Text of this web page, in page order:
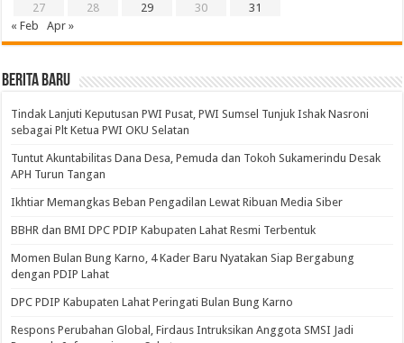
27
28 29 30
31
« Feb
Apr »
BERITA BARU
Tindak Lanjuti Keputusan PWI Pusat, PWI Sumsel Tunjuk Ishak Nasroni
sebagai Plt Ketua PWI OKU Selatan
Tuntut Akuntabilitas Dana Desa, Pemuda dan Tokoh Sukamerindu Desak
APH Turun Tangan
Ikhtiar Memangkas Beban Pengadilan Lewat Ribuan Media Siber
BBHR dan BMI DPC PDIP Kabupaten Lahat Resmi Terbentuk
Momen Bulan Bung Karno, 4 Kader Baru Nyatakan Siap Bergabung
dengan PDIP Lahat
DPC PDIP Kabupaten Lahat Peringati Bulan Bung Karno
Respons Perubahan Global, Firdaus Intruksikan Anggota SMSI Jadi